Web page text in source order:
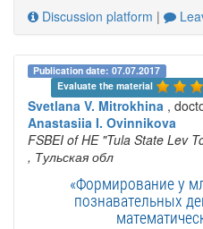
Discussion platform |
Publication date: 07.07.2017
Evaluate the material
Svetlana V. Mitrokhina ,
Anastasiia I. Ovinnikova
FSBEI of HE "Tula State Lev
, Тульская обл
«Формирование у
познавательных